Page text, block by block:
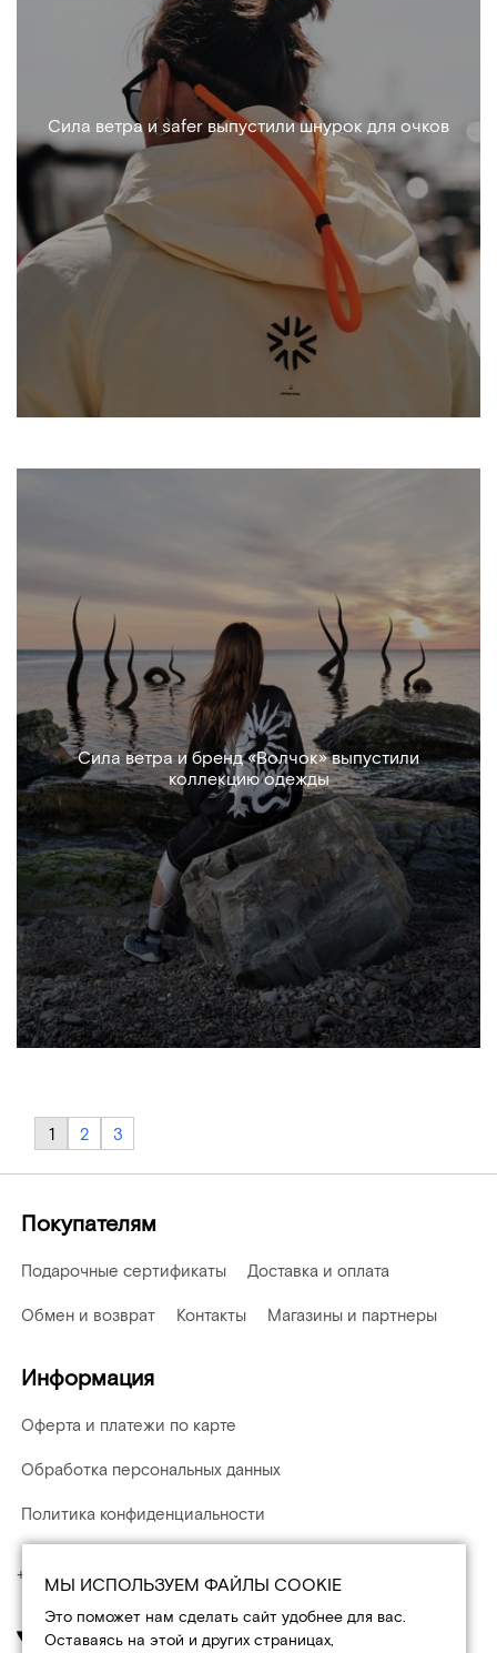
Cила ветра и safer выпустили шнурок для очков
Сила ветра и бренд «Волчок» выпустили
коллекцию одежды
1 2 3
Покупателям
Подарочные сертификаты Доставка и оплата
Обмен и возврат Контакты Магазины и партнеры
Информация
Оферта и платежи по карте
Обработка персональных данных
Политика конфиденциальности
+7 (495) 108-15-03
МЫ ИСПОЛЬЗУЕМ ФАЙЛЫ COOKIE
Это поможет нам сделать сайт удобнее для вас.
Оставаясь на этой и других страницах,